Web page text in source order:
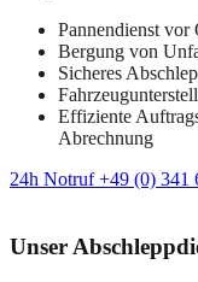
Pannendienst vor
Bergung von
Sicheres
Effiziente
Abrechnung
24h Notruf +49 (0) 341
Unser